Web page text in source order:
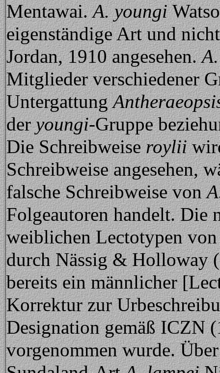
Mentawai.A. youngi
eigenständige Art und
Jordan, 1910 angesehen.
Mitglieder verschiedener
Untergattung
deryoungi-Gruppe
Die Schreibweiseroylii
Schreibweise angesehen,
falsche Schreibweise von
Folgeautoren handelt. Die
weiblichen Lectotypen
durch Nässig & Holloway
bereits ein männlicher
Korrektur zur
Designation gemäß ICZN
vorgenommen wurde.